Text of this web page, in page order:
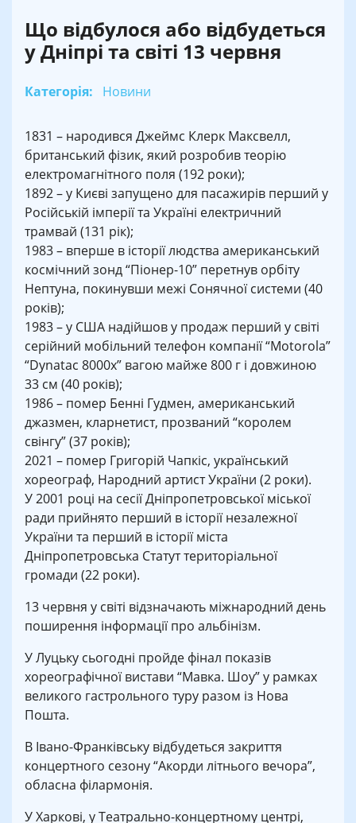
Що відбулося або відбудеться
у Дніпрі та світі 13 червня
Категорія: Новини
1831 – народився Джеймс Клерк Максвелл,
британський фізик, який розробив теорію
електромагнітного поля (192 роки);
1892 – у Києві запущено для пасажирів перший у
Російській імперії та Україні електричний
трамвай (131 рік);
1983 – вперше в історії людства американський
космічний зонд “Піонер-10” перетнув орбіту
Нептуна, покинувши межі Сонячної системи (40
років);
1983 – у США надійшов у продаж перший у світі
серійний мобільний телефон компанії “Motorola”
“Dynatac 8000x” вагою майже 800 г і довжиною
33 см (40 років);
1986 – помер Бенні Гудмен, американський
джазмен, кларнетист, прозваний “королем
свінгу” (37 років);
2021 – помер Григорій Чапкіс, український
хореограф, Народний артист України (2 роки).
У 2001 році на сесії Дніпропетровської міської
ради прийнято перший в історії незалежної
України та перший в історії міста
Дніпропетровська Статут територіальної
громади (22 роки).
13 червня у світі відзначають міжнародний день
поширення інформації про альбінізм.
У Луцьку сьогодні пройде фінал показів
хореографічної вистави “Мавка. Шоу” у рамках
великого гастрольного туру разом із Нова
Пошта.
В Івано-Франківську відбудеться закриття
концертного сезону “Акорди літнього вечора”,
обласна філармонія.
У Харкові, у Театрально-концертному центрі,